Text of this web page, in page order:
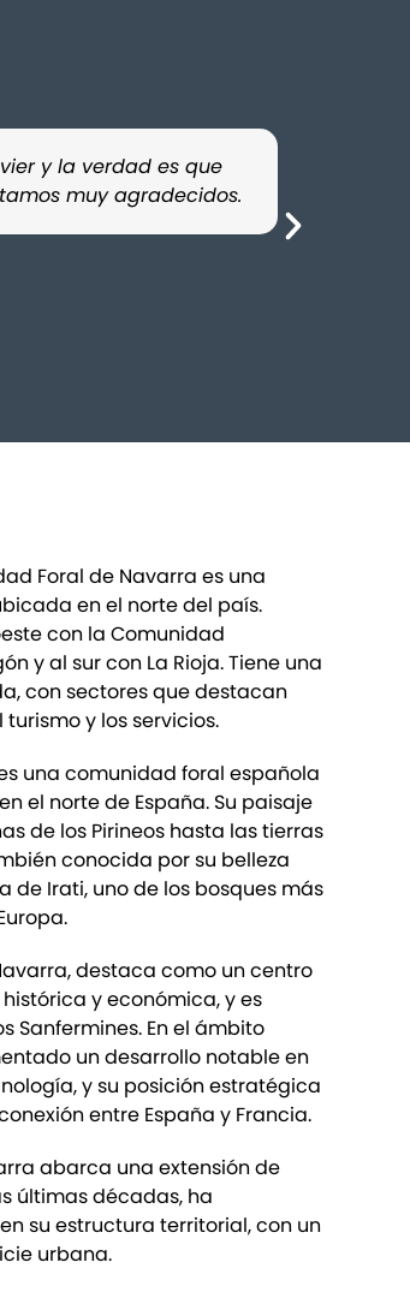
y la verdad es que
muy agradecidos.
Foral de Navarra es una
en el norte del país.
con la Comunidad
y al sur con La Rioja. Tiene una
con sectores que destacan
y los servicios.
una comunidad foral española
el norte de España. Su paisaje
de los Pirineos hasta las tierras
conocida por su belleza
de Irati, uno de los bosques más
destaca como un centro
y económica, y es
Sanfermines. En el ámbito
un desarrollo notable en
y su posición estratégica
entre España y Francia.
abarca una extensión de
últimas décadas, ha
su estructura territorial, con un
urbana.